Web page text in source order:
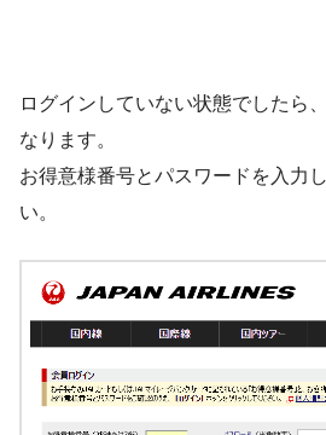
ログインしていない状態でしたら
なります。
お得意様番号とパスワードを入力
い。